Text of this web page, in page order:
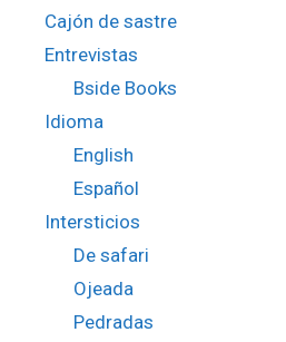
Cajón de sastre
Entrevistas
Bside Books
Idioma
English
Español
Intersticios
De safari
Ojeada
Pedradas